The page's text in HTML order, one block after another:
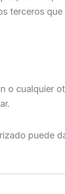
terceros que
o cualquier
puede